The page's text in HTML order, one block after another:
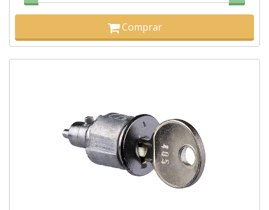
Comprar